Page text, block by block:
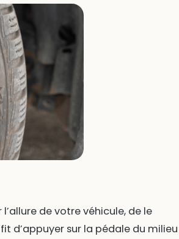
de votre véhicule, de le
d’appuyer sur la pédale du milieu